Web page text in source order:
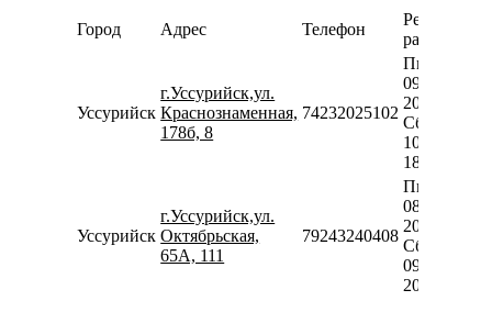
Город Адрес Телефон
Режим
работы
Уссурийск
г.Уссурийск,ул.
Краснознаменная,
178б, 8
74232025102
Пн-Пт
09:00-
20:00
Сб-Вс
10:00-
18:00
Уссурийск
г.Уссурийск,ул.
Октябрьская,
65А, 111
79243240408
Пн-Пт
08:30-
20:00
Сб-Вс
09:00-
20:00